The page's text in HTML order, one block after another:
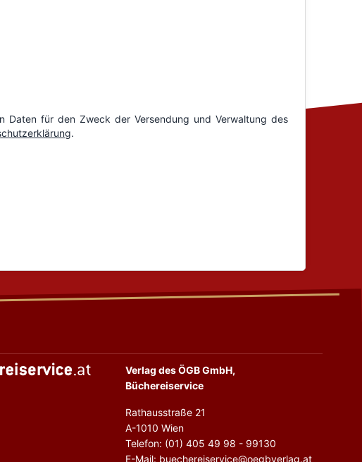
Verlag des ÖGB GmbH,
Büchereiservice
Rathausstraße 21
A-1010 Wien
Telefon: (01) 405 49 98 - 99130
E-Mail: buechereiservice@oegbverlag.at